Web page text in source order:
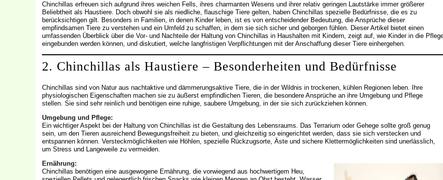
Chinchillas erfreuen sich aufgrund ihres weichen Fells, ihres charmanten Wesens und ihrer relativ geringen Lautstärke immer größerer
Beliebtheit als Haustiere. Doch obwohl sie als niedliche, flauschige Tiere gelten, haben Chinchillas spezielle Bedürfnisse, die es zu
berücksichtigen gilt. Besonders in Familien, in denen Kinder leben, ist es von entscheidender Bedeutung, die Ansprüche dieser
empfindsamen Tiere zu verstehen und ein Umfeld zu schaffen, in dem sie sich sicher und geborgen fühlen. Dieser Artikel bietet einen
umfassenden Überblick über die Vor- und Nachteile der Haltung von Chinchillas in Haushalten mit Kindern, zeigt auf, wie Kinder in die
eingebunden werden können, und diskutiert, welche langfristigen Verpflichtungen mit der Anschaffung dieser Tiere einhergehen.
2. Chinchillas als Haustiere – Besonderheiten und Bedürfnisse
Chinchillas sind von Natur aus nachtaktive und dämmerungsaktive Tiere, die in der Wildnis in trockenen, kühlen Regionen leben. Ihre
physiologischen Eigenschaften machen sie zu äußerst empfindlichen Tieren, die besondere Ansprüche an ihre Umgebung und Pflege
stellen. Sie sind sehr reinlich und benötigen eine ruhige, saubere Umgebung, in der sie sich zurückziehen können.
Umgebung und Pflege:
Ein wichtiger Aspekt bei der Haltung von Chinchillas ist die Gestaltung des Lebensraums. Das Terrarium oder Gehege sollte groß genug
sein, um den Tieren ausreichend Bewegungsfreiheit zu bieten, und gleichzeitig so eingerichtet werden, dass sie sich verstecken und
entspannen können. Versteckmöglichkeiten wie Höhlen, spezielle Rückzugsorte, Äste und sichere Klettermöglichkeiten sind unerlässlich,
um Stress und Langeweile zu vermeiden.
Ernährung:
Chinchillas benötigen eine ausgewogene Ernährung, die vorwiegend aus hochwertigem Heu,